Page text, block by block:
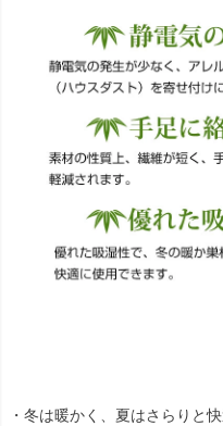
・冬は暖かく、夏はさらりと